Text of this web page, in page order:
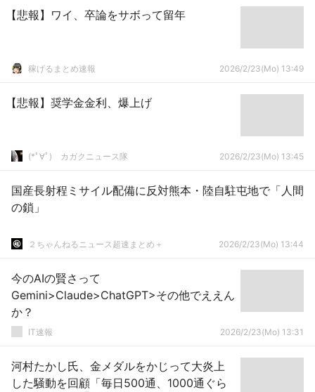
【悲報】ワイ、卒論をサボって留年
稼げるまとめ速報 2026/2/23(Mo) 13:49
【悲報】奨学金金利、爆上げ
(*ﾟ∀ﾟ)ゞカガクニュース隊 2026/2/23(Mo) 13:45
国産長射程ミサイル配備に反対熊本・陸自駐屯地で「人間
の鎖」
２ちゃんねるニュース超速まとめ＋ 2026/2/23(Mo) 13:44
今のAIの賢さって
Gemini>Claude>ChatGPT>その他でええん
か？
IT速報 2026/2/23(Mo) 13:31
河村たかし氏、金メダルをかじって大炎上
した騒動を回顧「毎日500通、1000通ぐら